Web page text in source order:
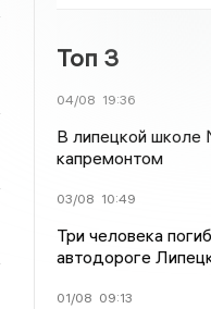
Топ 3
04/08 19:36
В липецкой школе
капремонтом
03/08 10:49
Три человека
автодороге
01/08 09:13